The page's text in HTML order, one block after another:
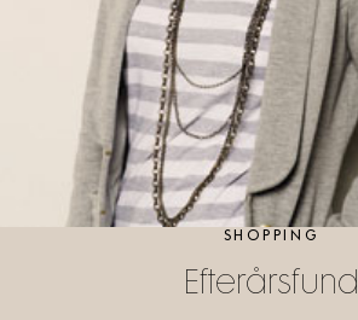
SHOPPING
Efterårsfund